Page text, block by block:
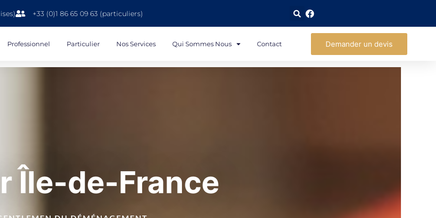
+33 (0)1 86 65 09 63 (particuliers)
Professionnel Particulier Nos Services Qui Sommes Nous Contact Demander un devis
Île-de-France